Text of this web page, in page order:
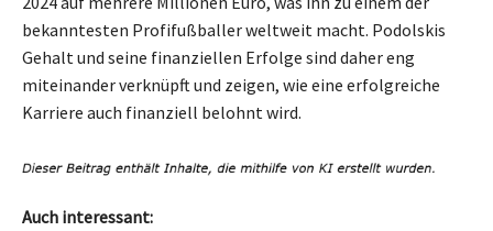
bekanntesten Profifußballer weltweit macht. Podolskis
Gehalt und seine finanziellen Erfolge sind daher eng
miteinander verknüpft und zeigen, wie eine erfolgreiche
Karriere auch finanziell belohnt wird.
Auch interessant: